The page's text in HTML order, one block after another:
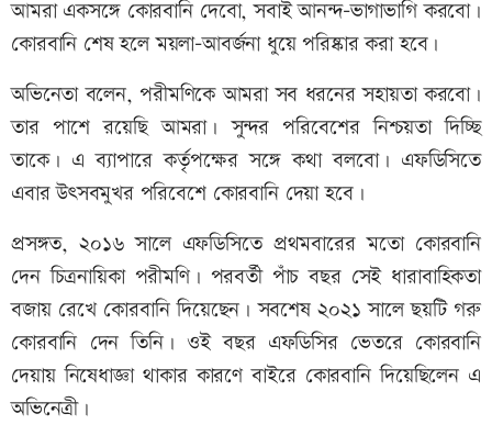
আমরা একসঙ্গে কোরবানি দেবো, সবাই আনন্দ-ভাগাভাগি করবো।
কোরবানি শেষ হলে ময়লা-আবর্জনা ধুয়ে পরিষ্কার করা হবে।
অভিনেতা বলেন, পরীমণিকে আমরা সব ধরনের সহায়তা করবো।
তার পাশে রয়েছি আমরা। সুন্দর পরিবেশের নিশ্চয়তা দিচ্ছি
তাকে। এ ব্যাপারে কর্তৃপক্ষের সঙ্গে কথা বলবো। এফডিসিতে
এবার উৎসবমুখর পরিবেশে কোরবানি দেয়া হবে।
প্রসঙ্গত, ২০১৬ সালে এফডিসিতে প্রথমবারের মতো কোরবানি
দেন চিত্রনায়িকা পরীমণি। পরবর্তী পাঁচ বছর সেই ধারাবাহিকতা
বজায় রেখে কোরবানি দিয়েছেন। সবশেষ ২০২১ সালে ছয়টি গরু
কোরবানি দেন তিনি। ওই বছর এফডিসির ভেতরে কোরবানি
দেয়ায় নিষেধাজ্ঞা থাকার কারণে বাইরে কোরবানি দিয়েছিলেন এ
অভিনেত্রী।